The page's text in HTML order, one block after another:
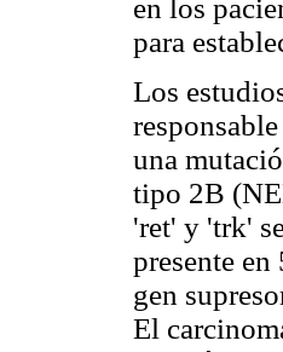
en los
para
Los
una
tipo 2B
'ret' y 'trk'
presente
gen
El